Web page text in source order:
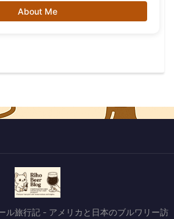
About Me
旅行記 - アメリカと日本のブルワリー訪